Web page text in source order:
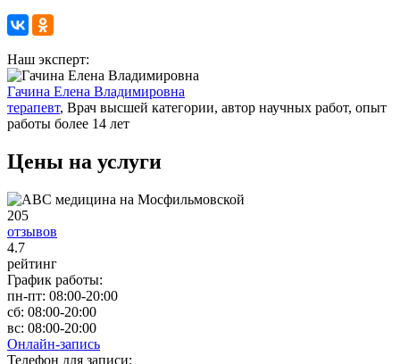
Наш эксперт:
Гачина Елена Владимировна
терапевт, Врач высшей категории, автор научных работ, опыт
работы более 14 лет
Цены на услуги
205
отзывов
4.7
рейтинг
График работы:
пн-пт: 08:00-20:00
сб: 08:00-20:00
вс: 08:00-20:00
Онлайн-запись
Телефон для записи: